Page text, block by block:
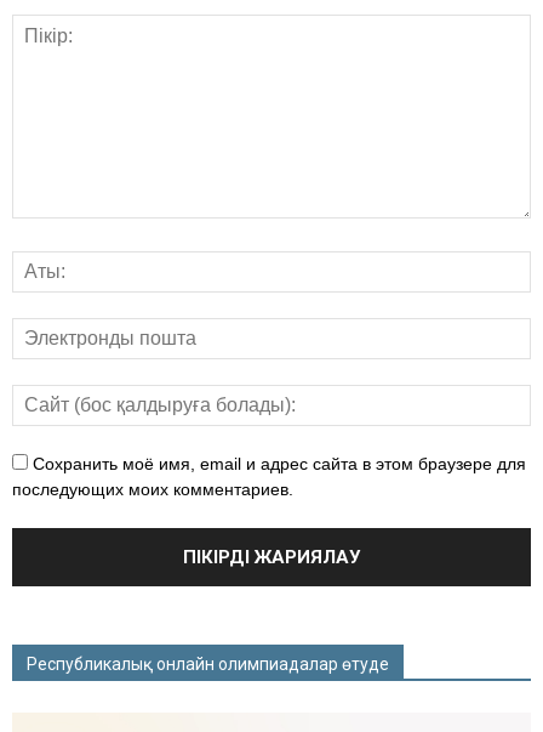
Сохранить моё имя, email и адрес сайта в этом браузере для
последующих моих комментариев.
Республикалық онлайн олимпиадалар өтуде